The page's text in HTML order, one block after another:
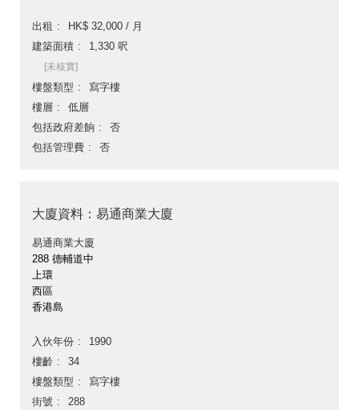
出租
HK$ 32,000 / 月
建築面積
1,330 呎
[未核實]
樓盤類型
寫字樓
樓層
低層
包括政府差餉
否
包括管理費
否
大廈資料：易通商業大廈
易通商業大廈
288 德輔道中
上環
西區
香港島
入伙年份
1990
樓齡
34
樓盤類型
寫字樓
街號
288